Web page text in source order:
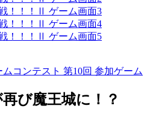
コンテスト 第10回 参加ゲーム
び魔王城に！？